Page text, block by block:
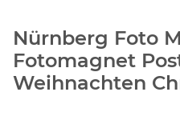
Nürnberg Foto
Fotomagnet
Weihnachten